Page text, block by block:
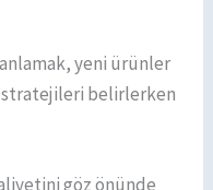
yeni ürünler
belirlerken
göz önünde